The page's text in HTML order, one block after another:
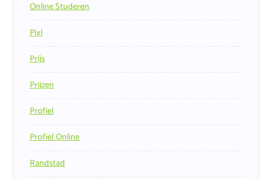
Online Studeren
Pixl
Prijs
Prijzen
Profiel
Profiel Online
Randstad